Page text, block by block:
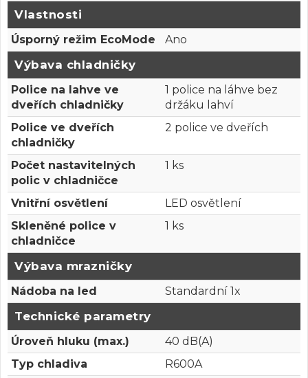
Vlastnosti
Úsporný režim EcoMode Ano
Výbava chladničky
Police na lahve ve
dveřích chladničky
1 police na láhve bez
držáku lahví
Police ve dveřích
chladničky
2 police ve dveřích
Počet nastavitelných
polic v chladničce
1 ks
Vnitřní osvětlení
LED osvětlení
Skleněné police v
chladničce
1 ks
Výbava mrazničky
Nádoba na led Standardní 1x
Technické parametry
Úroveň hluku (max.)
40 dB(A)
Typ chladiva
R600A